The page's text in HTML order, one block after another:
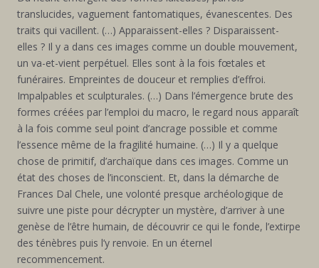
translucides, vaguement fantomatiques, évanescentes. Des
traits qui vacillent. (…) Apparaissent-elles ? Disparaissent-
elles ? Il y a dans ces images comme un double mouvement,
un va-et-vient perpétuel. Elles sont à la fois fœtales et
funéraires. Empreintes de douceur et remplies d’effroi.
Impalpables et sculpturales. (…) Dans l’émergence brute des
formes créées par l’emploi du macro, le regard nous apparaît
à la fois comme seul point d’ancrage possible et comme
l’essence même de la fragilité humaine. (…) Il y a quelque
chose de primitif, d’archaïque dans ces images. Comme un
état des choses de l’inconscient. Et, dans la démarche de
Frances Dal Chele, une volonté presque archéologique de
suivre une piste pour décrypter un mystère, d’arriver à une
genèse de l’être humain, de découvrir ce qui le fonde, l’extirpe
des ténèbres puis l’y renvoie. En un éternel
recommencement.